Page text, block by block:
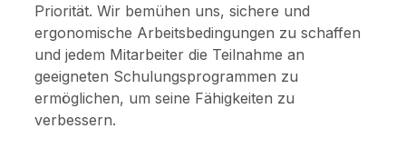
Priorität. Wir bemühen uns, sichere und
ergonomische Arbeitsbedingungen zu schaffen
und jedem Mitarbeiter die Teilnahme an
geeigneten Schulungsprogrammen zu
ermöglichen, um seine Fähigkeiten zu
verbessern.